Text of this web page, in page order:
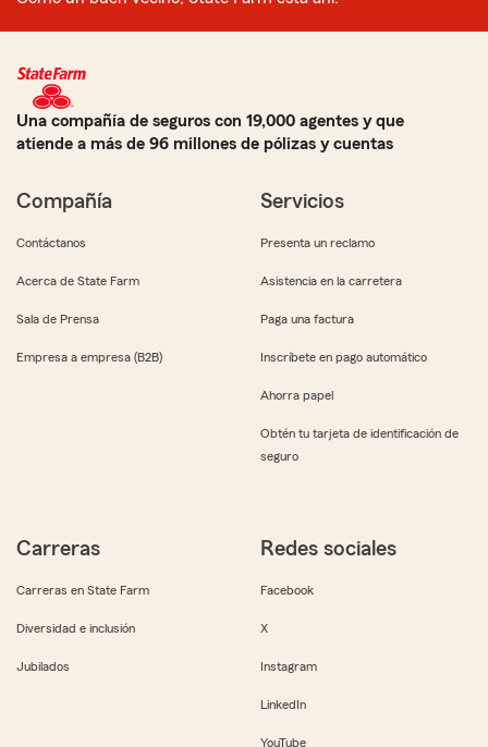
Una compañía de seguros con 19,000 agentes y que
atiende a más de 96 millones de pólizas y cuentas
Compañía
Contáctanos
Acerca de State Farm
Sala de Prensa
Empresa a empresa (B2B)
Servicios
Presenta un reclamo
Asistencia en la carretera
Paga una factura
Inscríbete en pago automático
Ahorra papel
Obtén tu tarjeta de identificación de
seguro
Carreras
Carreras en State Farm
Diversidad e inclusión
Jubilados
Redes sociales
Facebook
X
Instagram
LinkedIn
YouTube